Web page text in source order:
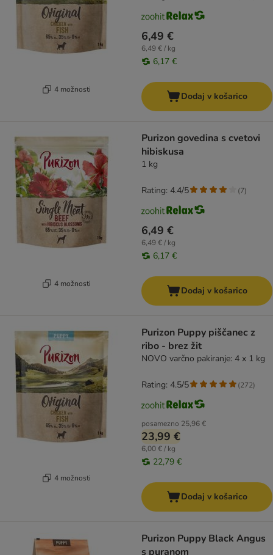
4 možnosti
6,49 €
6,49 € / kg
6,17 €
Dodaj v košarico
4 možnosti
Purizon govedina s cvetovi
hibiskusa
1 kg
6,49 €
6,49 € / kg
6,17 €
Rating: 4.4/5 (7)
Dodaj v košarico
4 možnosti
Purizon Puppy piščanec z
ribo - brez žit
NOVO varčno pakiranje: 4 x 1 kg
posamezno 25,96 €
23,99 €
6,00 € / kg
22,79 €
Rating: 4.5/5 (272)
Dodaj v košarico
Purizon Puppy Black Angus
s puranom